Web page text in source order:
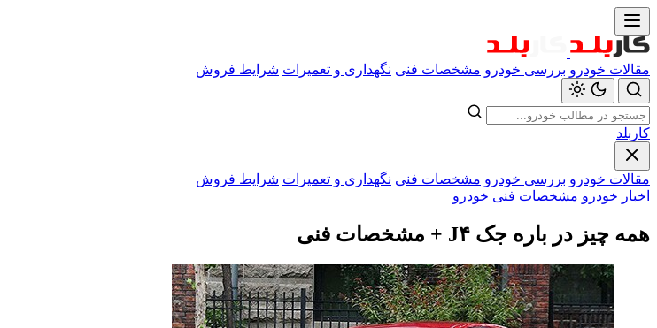
مقالات خودرو بررسی خودرو مشخصات فنی نگهداری و تعمیرات شرایط فروش
کاربلد
مقالات خودرو بررسی خودرو مشخصات فنی نگهداری و تعمیرات شرایط فروش
اخبار خودرو مشخصات فنی خودرو
همه چیز در باره جک J۴ + مشخصات فنی